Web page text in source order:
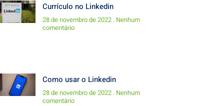
Currículo no Linkedin
28 de novembro de 2022 Nenhum
comentário
Como usar o Linkedin
28 de novembro de 2022 Nenhum
comentário